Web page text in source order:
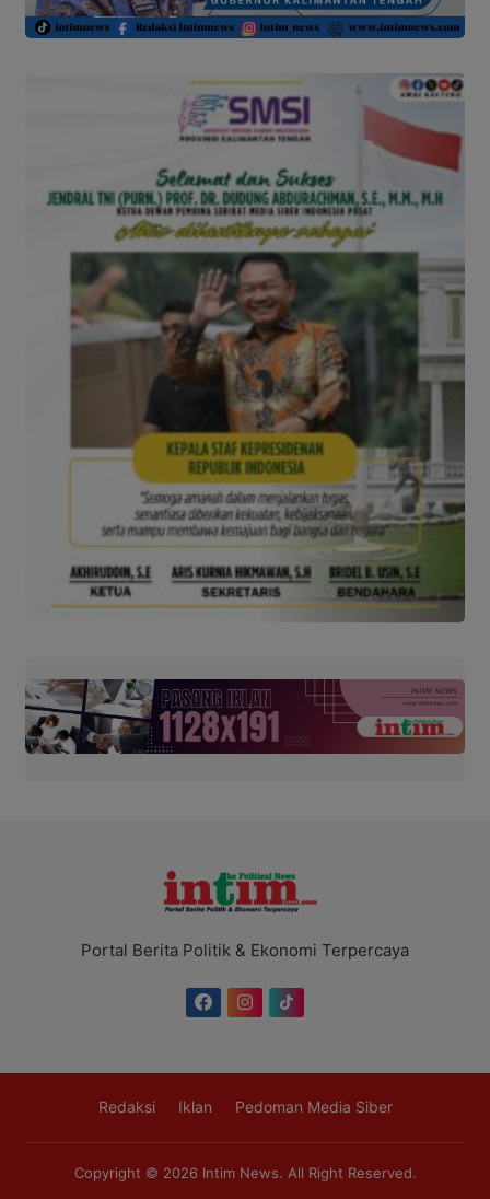
Portal Berita Politik & Ekonomi Terpercaya
Redaksi Iklan Pedoman Media Siber
Copyright © 2026 Intim News. All Right Reserved.